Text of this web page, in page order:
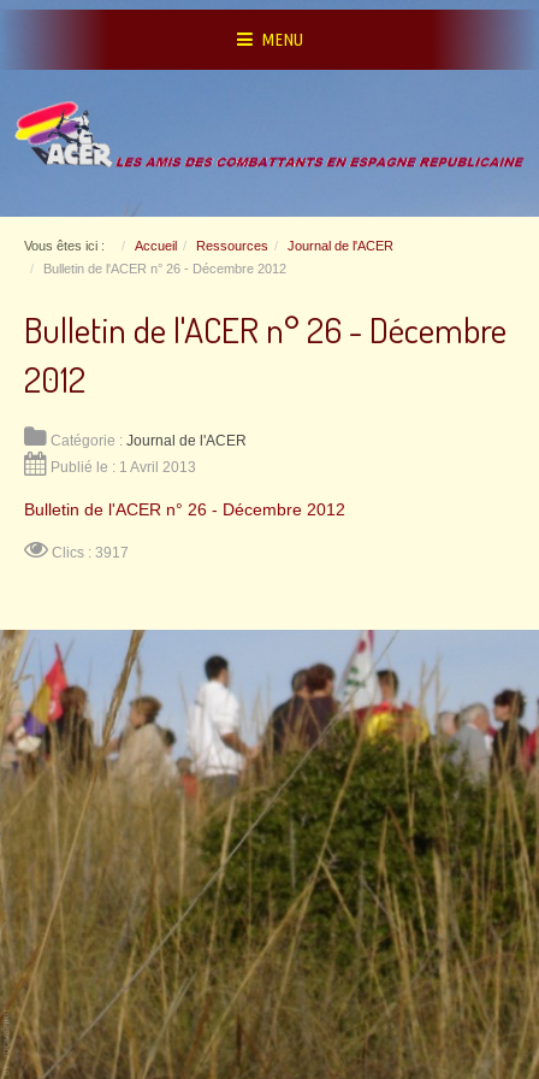
MENU
Vous êtes ici : Accueil Ressources
Journal de l'ACER
Bulletin de l'ACER n° 26 - Décembre 2012
Bulletin de l'ACER n° 26 - Décembre
2012
Catégorie : Journal de l'ACER
Publié le : 1 Avril 2013
Bulletin de l'ACER n° 26 - Décembre 2012
Clics : 3917